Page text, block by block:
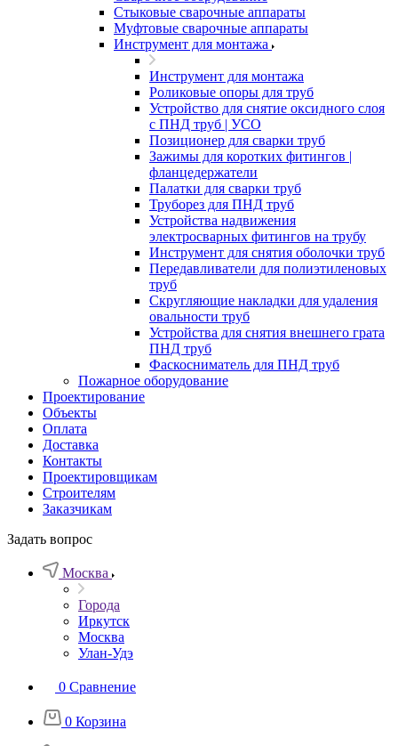
Стыковые сварочные аппараты
Муфтовые сварочные аппараты
Инструмент для монтажа
Инструмент для монтажа
Роликовые опоры для труб
Устройство для снятие оксидного слоя
с ПНД труб | УСО
Позиционер для сварки труб
Зажимы для коротких фитингов |
фланцедержатели
Палатки для сварки труб
Труборез для ПНД труб
Устройства надвижения
электросварных фитингов на трубу
Инструмент для снятия оболочки труб
Передавливатели для полиэтиленовых
труб
Скругляющие накладки для удаления
овальности труб
Устройства для снятия внешнего грата
ПНД труб
Фаскосниматель для ПНД труб
Пожарное оборудование
Проектирование
Объекты
Оплата
Доставка
Контакты
Проектировщикам
Строителям
Заказчикам
Задать вопрос
Москва
Города
Иркутск
Москва
Улан-Удэ
0 Сравнение
0 Корзина